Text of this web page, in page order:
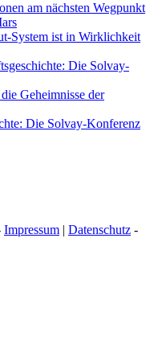
am nächsten Wegpunkt
System ist in Wirklichkeit
Die Solvay-
Geheimnisse der
Die Solvay-Konferenz
Impressum | Datenschutz -